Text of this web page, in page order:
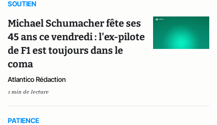
SOUTIEN
Michael Schumacher fête ses
45 ans ce vendredi : l'ex-pilote
de F1 est toujours dans le
coma
Atlantico Rédaction
1 min de lecture
PATIENCE